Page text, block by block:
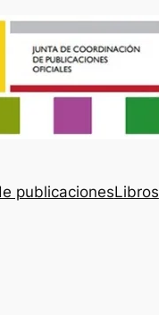
publicacionesLibros